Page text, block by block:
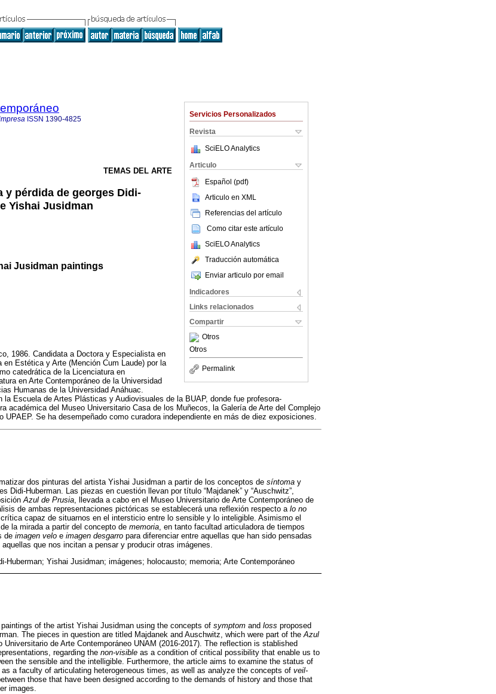
Servicios Personalizados
Revista
SciELO Analytics
Articulo
Español (pdf)
Articulo en XML
Referencias del artículo
Como citar este artículo
SciELO Analytics
Traducción automática
Enviar articulo por email
Indicadores
Links relacionados
Compartir
Otros
Otros
Permalink
ISSN 1390-4825
TEMAS DEL ARTE
y pérdida de georges Didi-
Yishai Jusidman
Jusidman paintings
1986. Candidata a Doctora y Especialista en
en Estética y Arte (Mención Cum Laude) por la
catedrática de la Licenciatura en
en Arte Contemporáneo de la Universidad
Humanas de la Universidad Anáhuac.
la Escuela de Artes Plásticas y Audiovisuales de la BUAP, donde fue profesora-
académica del Museo Universitario Casa de los Muñecos, la Galería de Arte del Complejo
Se ha desempeñado como curadora independiente en más de diez exposiciones.
dos pinturas del artista Yishai Jusidman a partir de los conceptos de síntoma y
Didi-Huberman. Las piezas en cuestión llevan por título “Majdanek” y “Auschwitz”,
Azul de Prusia , llevada a cabo en el Museo Universitario de Arte Contemporáneo de
de ambas representaciones pictóricas se establecerá una reflexión respecto a lo no
crítica capaz de situarnos en el intersticio entre lo sensible y lo inteligible. Asimismo el
la mirada a partir del concepto de memoria , en tanto facultad articuladora de tiempos
de imagen velo e imagen desgarro para diferenciar entre aquellas que han sido pensadas
que nos incitan a pensar y producir otras imágenes.
Huberman; Yishai Jusidman; imágenes; holocausto; memoria; Arte Contemporáneo
of the artist Yishai Jusidman using the concepts of symptom and loss proposed
The pieces in question are titled Majdanek and Auschwitz, which were part of theAzul
de Arte Contemporáneo UNAM (2016-2017). The reflection is stablished
regarding the non-visible as a condition of critical possibility that enable us to
the sensible and the intelligible. Furthermore, the article aims to examine the status of
a faculty of articulating heterogeneous times, as well as analyze the concepts of veil-
those that have been designed according to the demands of history and those that
images.